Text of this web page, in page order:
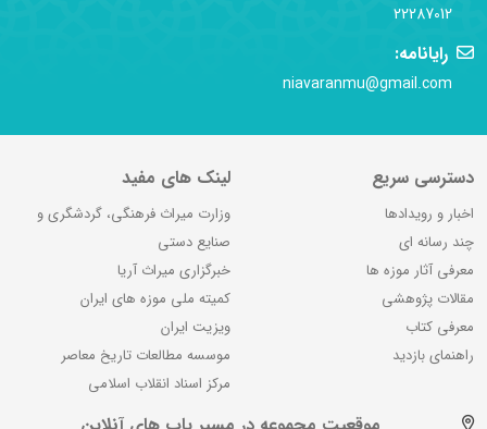
22287012
رایانامه:
niavaranmu@gmail.com
دسترسی سریع
اخبار و رویدادها
چند رسانه ای
معرفی آثار موزه ها
مقالات پژوهشی
معرفی کتاب
راهنمای بازدید
لینک های مفید
وزارت میراث فرهنگی، گردشگری و
صنایع دستی
خبرگزاری میراث آریا
کمیته ملی موزه های ایران
ویزیت ایران
موسسه مطالعات تاریخ معاصر
مرکز اسناد انقلاب اسلامی